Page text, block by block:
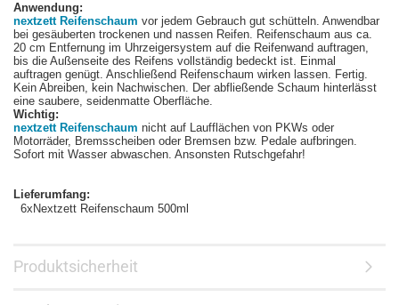
Anwendung:
nextzett Reifenschaum vor jedem Gebrauch gut schütteln. Anwendbar
bei gesäuberten trockenen und nassen Reifen. Reifenschaum aus ca.
20 cm Entfernung im Uhrzeigersystem auf die Reifenwand auftragen,
bis die Außenseite des Reifens vollständig bedeckt ist. Einmal
auftragen genügt. Anschließend Reifenschaum wirken lassen. Fertig.
Kein Abreiben, kein Nachwischen. Der abfließende Schaum hinterlässt
eine saubere, seidenmatte Oberfläche.
Wichtig:
nextzett Reifenschaum nicht auf Laufflächen von PKWs oder
Motorräder, Bremsscheiben oder Bremsen bzw. Pedale aufbringen.
Sofort mit Wasser abwaschen. Ansonsten Rutschgefahr!
Lieferumfang:
6xNextzett Reifenschaum 500ml
Produktsicherheit